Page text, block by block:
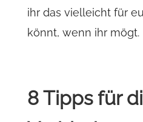
ihr das vielleicht für
könnt, wenn ihr mögt.
8 Tipps für